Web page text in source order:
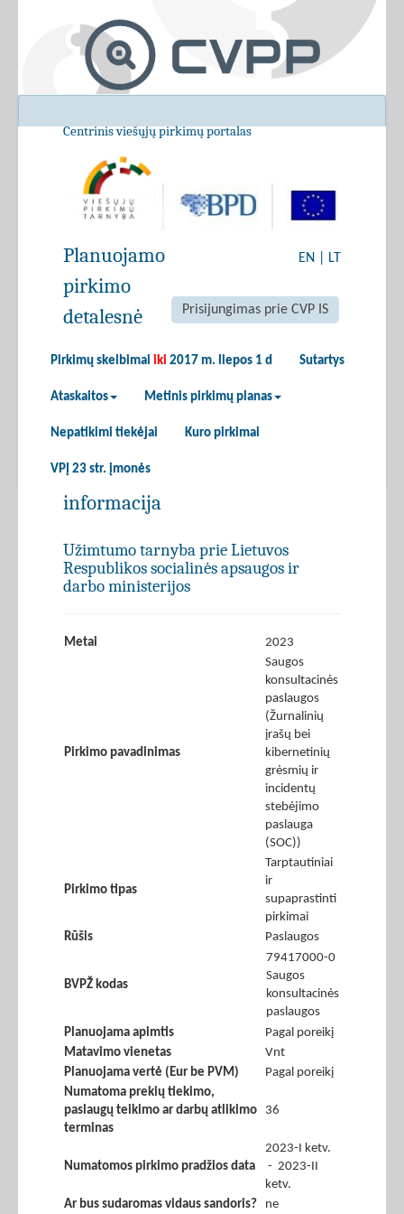
Centrinis viešųjų pirkimų portalas
EN LT
Prisijungimas prie CVP IS
Pirkimų skelbimai iki 2017 m. liepos 1 d Sutartys
Ataskaitos Metinis pirkimų planas
Nepatikimi tiekėjai Kuro pirkimai
VPĮ 23 str. įmonės
Planuojamo
pirkimo
detalesnė
informacija
Užimtumo tarnyba prie Lietuvos
Respublikos socialinės apsaugos ir
darbo ministerijos
Metai 2023
Pirkimo pavadinimas
Saugos
konsultacinės
paslaugos
(Žurnalinių
įrašų bei
kibernetinių
grėsmių ir
incidentų
stebėjimo
paslauga
(SOC))
Pirkimo tipas
Tarptautiniai
ir
supaprastinti
pirkimai
Rūšis
Paslaugos
BVPŽ kodas
79417000-0
Saugos
konsultacinės
paslaugos
Planuojama apimtis
Pagal poreikį
Matavimo vienetas
Vnt
Planuojama vertė (Eur be PVM)
Pagal poreikį
Numatoma prekių tiekimo,
paslaugų teikimo ar darbų atlikimo
terminas
36
Numatomos pirkimo pradžios data
2023-I ketv.
- 2023-II
ketv.
Ar bus sudaromas vidaus sandoris?
ne